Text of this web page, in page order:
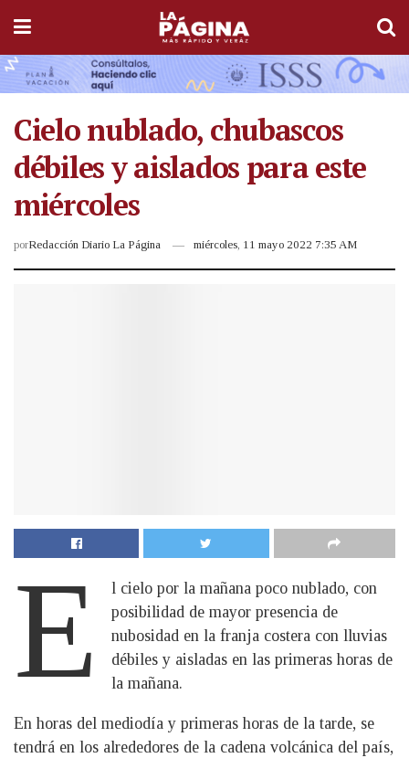
Cielo nublado, chubascos
débiles y aislados para este
miércoles
porRedacción Diario La Página miércoles, 11 mayo 2022 7:35 AM
E
l cielo por la mañana poco nublado, con
posibilidad de mayor presencia de
nubosidad en la franja costera con lluvias
débiles y aisladas en las primeras horas de
la mañana.
En horas del mediodía y primeras horas de la tarde, se
tendrá en los alrededores de la cadena volcánica del país,